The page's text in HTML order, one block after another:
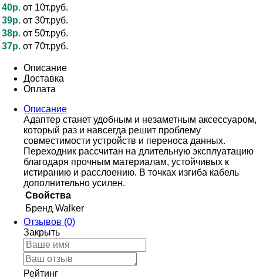
40р. от 10т.руб.
39р. от 30т.руб.
38р. от 50т.руб.
37р. от 70т.руб.
Описание
Доставка
Оплата
Описание
Адаптер станет удобным и незаметным аксессуаром,
который раз и навсегда решит проблему
совместимости устройств и переноса данных.
Переходник рассчитан на длительную эксплуатацию
благодаря прочным материалам, устойчивых к
истиранию и расслоению. В точках изгиба кабель
дополнительно усилен.
Свойства
Бренд Walker
Отзывов (0)
Закрыть
Рейтинг